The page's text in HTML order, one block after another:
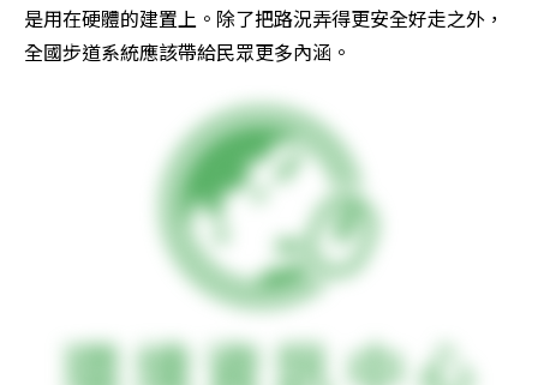
是用在硬體的建置上。除了把路況弄得更安全好走之外，
全國步道系統應該帶給民眾更多內涵。